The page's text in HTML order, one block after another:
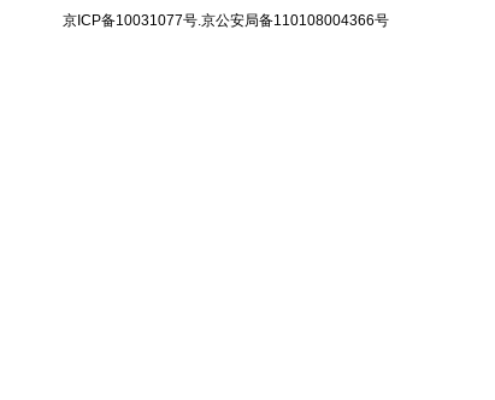
京ICP备10031077号.京公安局备110108004366号